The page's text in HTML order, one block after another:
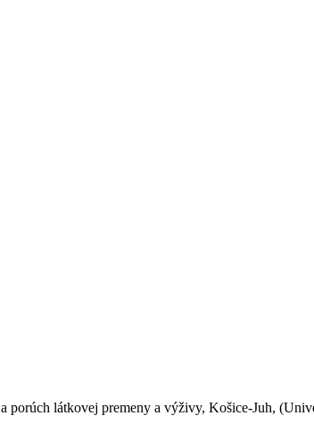
porúch látkovej premeny a výživy, Košice-Juh,